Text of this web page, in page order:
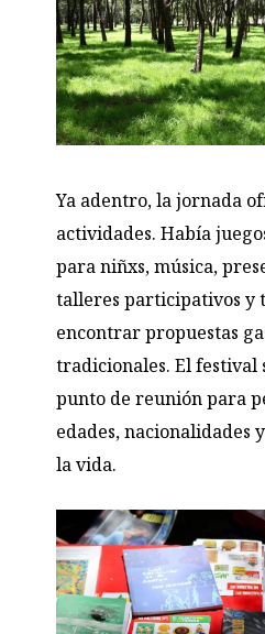
Ya adentro, la jornada
actividades. Había
para niñxs, música,
talleres participativos y
encontrar propuestas
tradicionales. El festival
punto de reunión para
edades, nacionalidades
la vida.